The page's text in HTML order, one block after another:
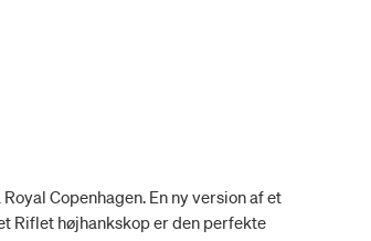
Copenhagen. En ny version af et
Riflet højhankskop er den perfekte